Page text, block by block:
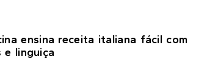
ensina receita italiana fácil com
e linguiça